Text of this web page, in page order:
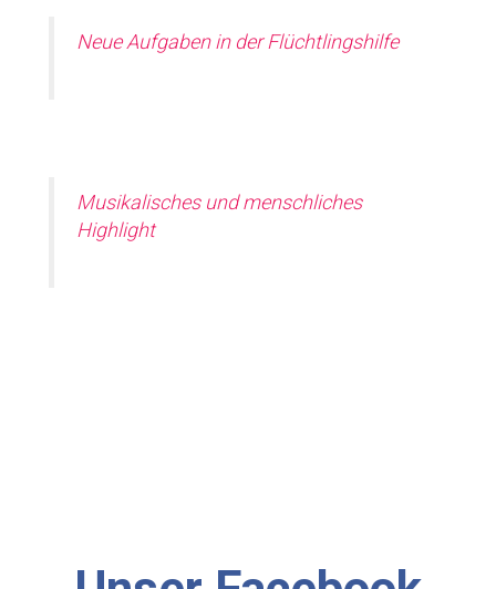
Neue Aufgaben in der Flüchtlingshilfe
Musikalisches und menschliches
Highlight